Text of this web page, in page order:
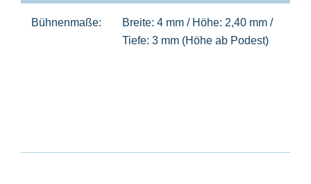
Bühnenmaße:
Breite: 4 mm / Höhe: 2,40 mm /
Tiefe: 3 mm (Höhe ab Podest)